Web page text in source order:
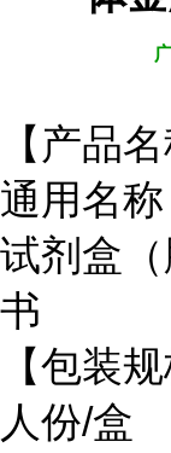
【产品名
通用名
试剂盒
书
【包装
人份/盒